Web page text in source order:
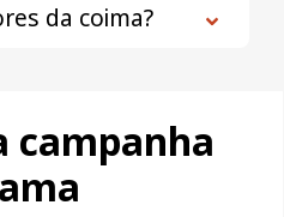
da coima?
campanha